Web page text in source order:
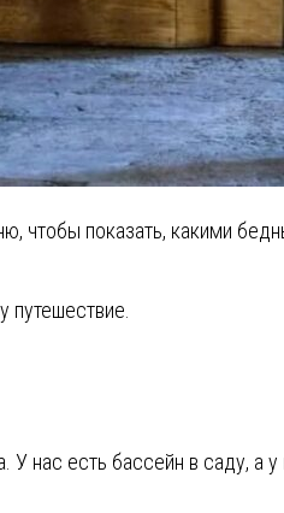
чтобы показать, какими
путешествие.
нас есть бассейн в саду,